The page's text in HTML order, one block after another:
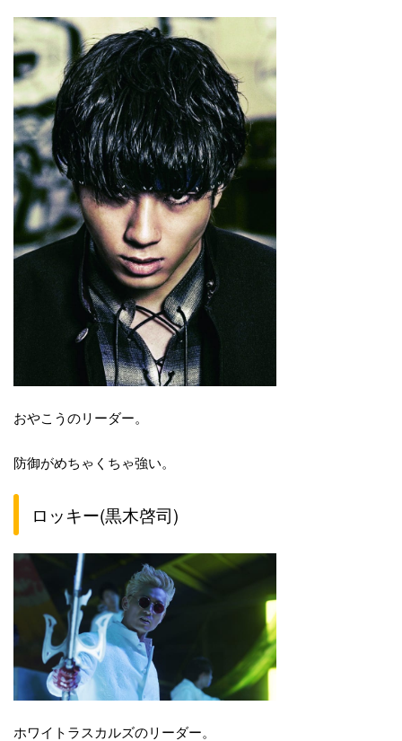
おやこうのリーダー。
防御がめちゃくちゃ強い。
ロッキー(黒木啓司)
ホワイトラスカルズのリーダー。